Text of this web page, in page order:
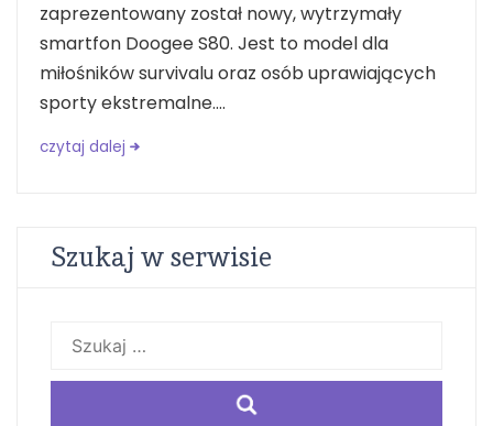
zaprezentowany został nowy, wytrzymały
smartfon Doogee S80. Jest to model dla
miłośników survivalu oraz osób uprawiających
sporty ekstremalne....
czytaj dalej
Szukaj w serwisie
Szukaj: